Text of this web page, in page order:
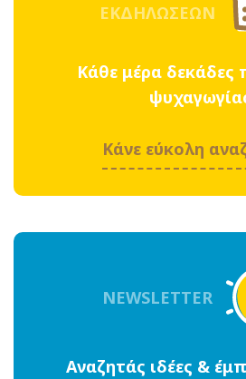
ΕΚΔΗΛΩΣΕΩΝ
Κάθε μέρα δεκάδες
Κάνε εύκολη
NEWSLETTER
Αναζητάς ιδέες &